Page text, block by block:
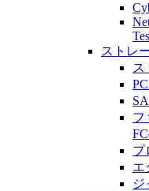
ストレ
ス
フ
プ
エ
ジ